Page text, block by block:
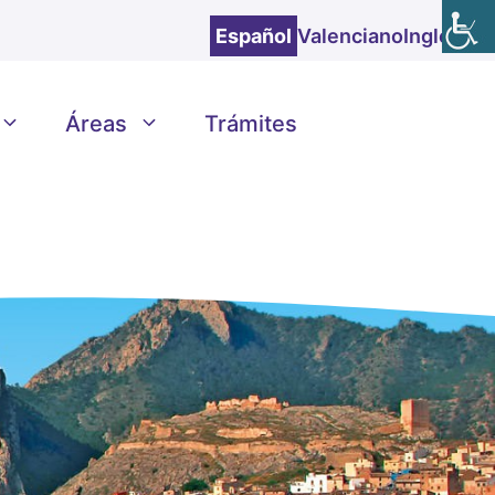
Español ValencianoInglés
Áreas Trámites